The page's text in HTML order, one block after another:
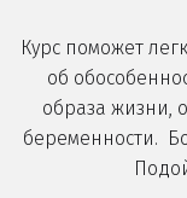
Курс поможет
об
образа жизни,
беременности.